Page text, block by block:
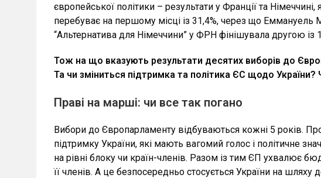
європейської політики – результати у Франції та
перебуває на першому місці із 31,4%, через що
“Альтернатива для Німеччини” у ФРН фінішувала другою
Тож на що вказують результати десятих виборів до
Та чи зміниться підтримка та політика ЄС щодо України?
Праві на марші: чи все так погано
Вибори до Європарламенту відбуваються кожні 5 років.
підтримку України, які мають вагомий голос і політичне
на рівні блоку чи країн-членів. Разом із тим ЄП ухвалює
її членів. А це безпосередньо стосується України на шляху